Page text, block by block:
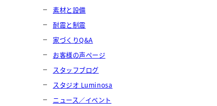
素材と設備
耐震と制震
家づくりQ&A
お客様の声ページ
スタッフブログ
スタジオ Luminosa
ニュース／イベント